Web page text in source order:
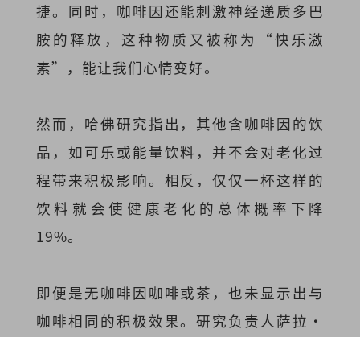
捷。同时，咖啡因还能刺激神经递质多巴
胺的释放，这种物质又被称为“快乐激
素”，能让我们心情变好。
然而，哈佛研究指出，其他含咖啡因的饮
品，如可乐或能量饮料，并不会对老化过
程带来积极影响。相反，仅仅一杯这样的
饮料就会使健康老化的总体概率下降
19%。
即便是无咖啡因咖啡或茶，也未显示出与
咖啡相同的积极效果。研究负责人萨拉·